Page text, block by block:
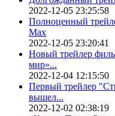
2022-12-05 23:25:58
Полноценный
Max
2022-12-05 23:20:41
Новый трейлер
мир»...
2022-12-04 12:15:50
Первый трейлер
вышел...
2022-12-02 02:38:19